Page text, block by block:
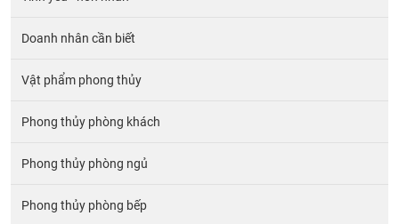
Doanh nhân cần biết
Vật phẩm phong thủy
Phong thủy phòng khách
Phong thủy phòng ngủ
Phong thủy phòng bếp